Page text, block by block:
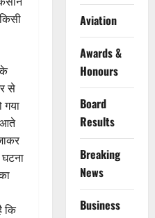
से
आते
कि
Aviation
Awards &
Honours
Board
Results
Breaking
News
Business